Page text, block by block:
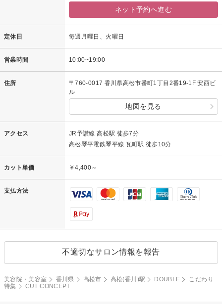
ネット予約へ進む
定休日 毎週月曜日、火曜日
営業時間 10:00~19:00
住所
〒760-0017 香川県高松市番町1丁目2番19-1F 安西ビ
ル
地図を見る
アクセス
JR予讃線 高松駅 徒歩7分
高松琴平電鉄琴平線 瓦町駅 徒歩10分
カット単価 ￥4,400～
支払方法
不適切なサロン情報を報告
美容院・美容室 香川県 高松市 高松(香川)駅 DOUBLE
こだわり
特集
CUT CONCEPT